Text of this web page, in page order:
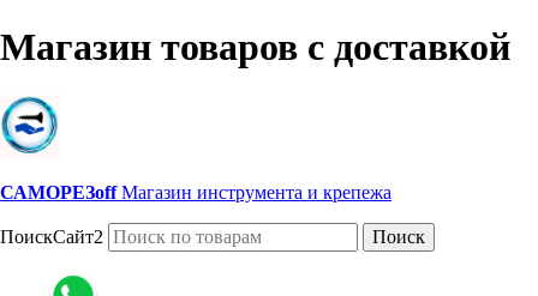
Магазин товаров с доставкой
САМОРЕЗoff Магазин инструмента и крепежа
ПоискСайт2 Поиск